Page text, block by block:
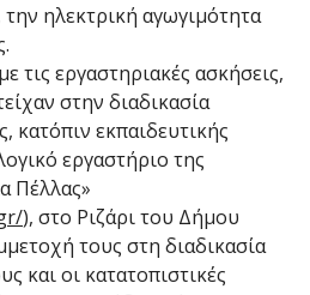
ηλεκτρική αγωγιμότητα
τις εργαστηριακές ασκήσεις,
στην διαδικασία
κατόπιν εκπαιδευτικής
εργαστήριο της
Πέλλας»
), στο Ριζάρι του Δήμου
τους στη διαδικασία
και οι κατατοπιστικές